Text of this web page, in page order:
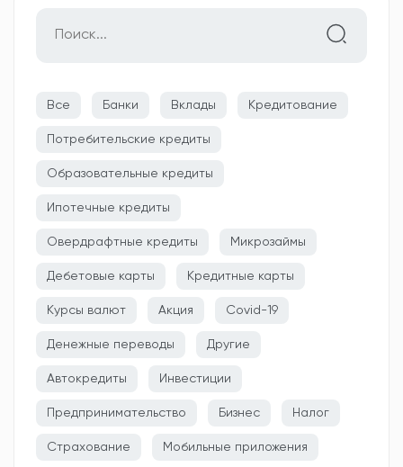
Все Банки Вклады Кредитование
Потребительские кредиты
Образовательные кредиты
Ипотечные кредиты
Овердрафтные кредиты Микрозаймы
Дебетовые карты Кредитные карты
Курсы валют Акция Covid-19
Денежные переводы Другие
Автокредиты Инвестиции
Предпринимательство Бизнес Налог
Страхование Мобильные приложения